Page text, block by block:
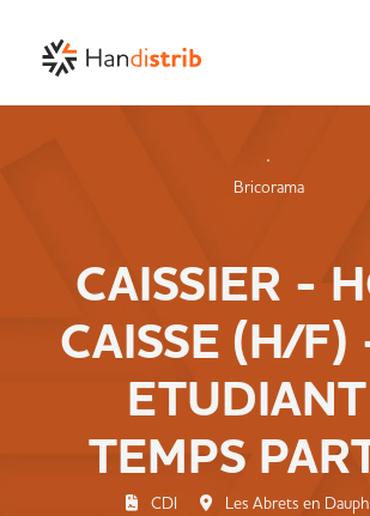
Bricorama
CAISSIER -
CAISSE (H/F)
TEMPS
CDI Les Abrets en